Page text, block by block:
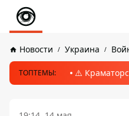
Новости Украина
ТОПТЕМЫ: ⚠️